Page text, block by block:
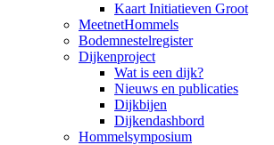
Kaart Initiatieven Groot
MeetnetHommels
Bodemnestelregister
Dijkenproject
Wat is een dijk?
Nieuws en publicaties
Dijkbijen
Dijkendashbord
Hommelsymposium